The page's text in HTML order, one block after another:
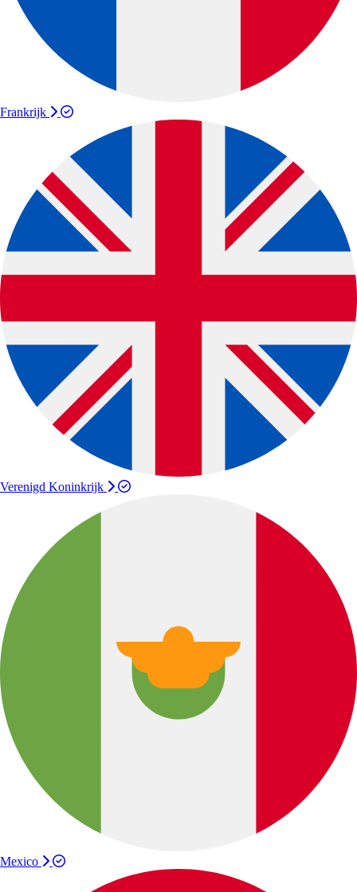
Frankrijk
Verenigd Koninkrijk
Mexico